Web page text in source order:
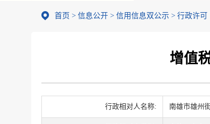
首页 > 信息公开 > 信用信息双公示 > 行政许可
增值
行政相对人名称: 南雄市雄州